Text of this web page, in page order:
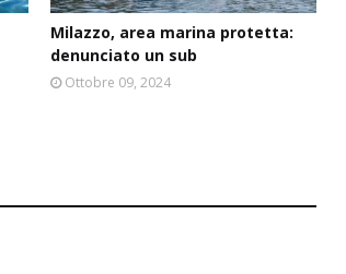
Milazzo, area marina protetta:
denunciato un sub
Ottobre 09, 2024